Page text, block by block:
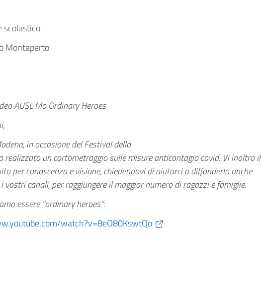
scolastico
Montaperto
AUSL Mo Ordinary Heroes
in occasione del Festival della
realizzato un cortometraggio sulle misure anticontagio covid. Vi inoltro il
per conoscenza e visione, chiedendovi di aiutarci a diffonderlo anche
vostri canali, per raggiungere il maggior numero di ragazzi e famiglie.
essere “ordinary heroes”:
watch?v=8eO80KswtQo